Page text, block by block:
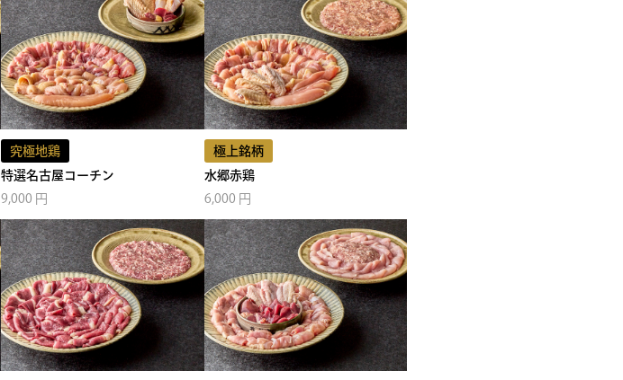
究極地鶏
特選名古屋コーチン
9,000 円
極上銘柄
水郷赤鶏
6,000 円